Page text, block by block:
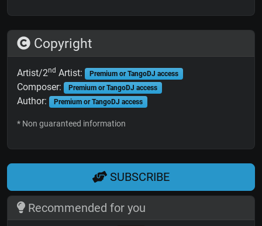
Copyright
Artist/2nd Artist: Premium or TangoDJ access
Composer: Premium or TangoDJ access
Author: Premium or TangoDJ access
* Non guaranteed information
SUBSCRIBE
Recommended for you